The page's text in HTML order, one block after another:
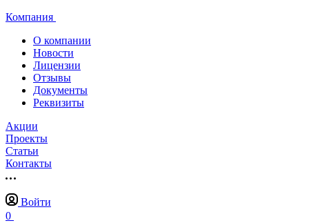
Компания
О компании
Новости
Лицензии
Отзывы
Документы
Реквизиты
Акции
Проекты
Статьи
Контакты
Войти
0